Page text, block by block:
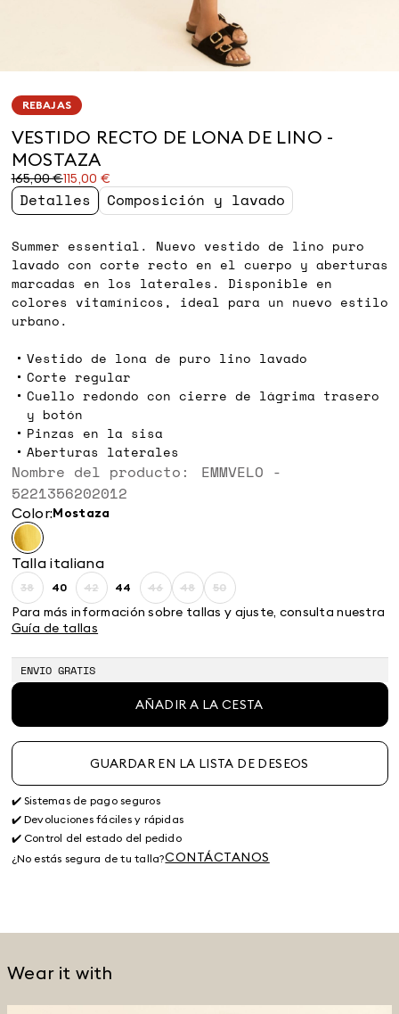
REBAJAS
VESTIDO RECTO DE LONA DE LINO -
MOSTAZA
165,00 €115,00 €
Precio
original
165,00
Precio
actual
115,00
Detalles Composición y lavado
Summer essential. Nuevo vestido de lino puro
lavado con corte recto en el cuerpo y aberturas
marcadas en los laterales. Disponible en
colores vitamínicos, ideal para un nuevo estilo
urbano.
Vestido de lona de puro lino lavado
Corte regular
Cuello redondo con cierre de lágrima trasero
y botón
Pinzas en la sisa
Aberturas laterales
Nombre del producto: EMMVELO -
5221356202012
Color: mostaza
Talla italiana
38Size:
38
40Size:
40
42Size:
42
44Size:
44
46Size:
46
48Size:
48
50Size:
50
Para más información sobre tallas y ajuste, consulta nuestra
Guía de tallas
ENVIO GRATIS
AÑADIR A LA CESTA
GUARDAR EN LA LISTA DE DESEOS
✔️ Sistemas de pago seguros
✔️ Devoluciones fáciles y rápidas
✔️ Control del estado del pedido
¿No estás segura de tu talla?CONTÁCTANOS
Wear it with